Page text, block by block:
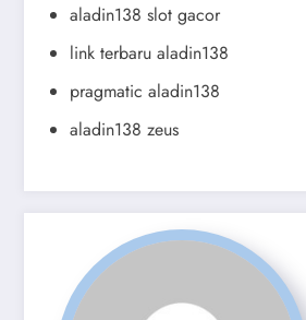
aladin138 slot gacor
link terbaru aladin138
pragmatic aladin138
aladin138 zeus